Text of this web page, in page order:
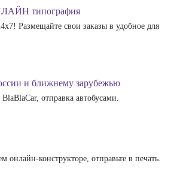
типография
Размещайте свои заказы в удобное для
и ближнему зарубежью
отправка автобусами.
онлайн-конструкторе, отправьте в печать.